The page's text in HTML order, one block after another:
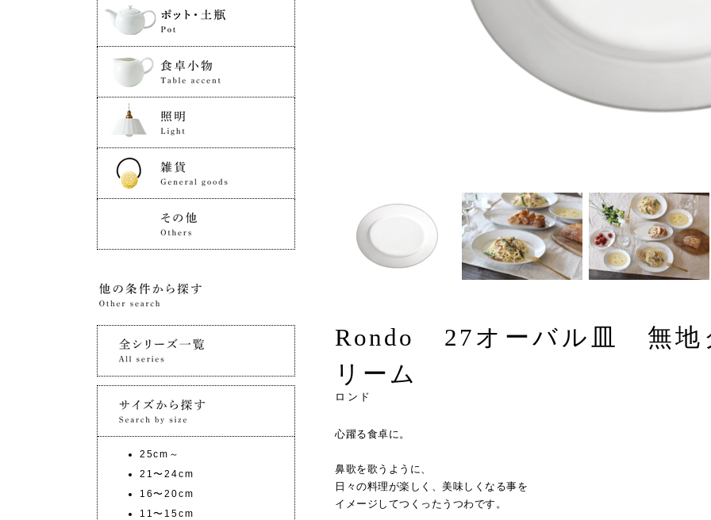
Rondo 27オーバル皿 無地
リーム
ロンド
心躍る食卓に。
鼻歌を歌うように、
日々の料理が楽しく、美味しくなる事を
イメージしてつくったうつわです。
25cm～
21〜24cm
16〜20cm
11〜15cm